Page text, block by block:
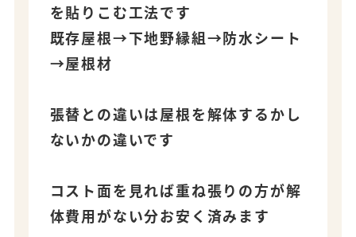
を貼りこむ工法です
既存屋根→下地野縁組→防水シート
→屋根材
張替との違いは屋根を解体するかし
ないかの違いです
コスト面を見れば重ね張りの方が解
体費用がない分お安く済みます